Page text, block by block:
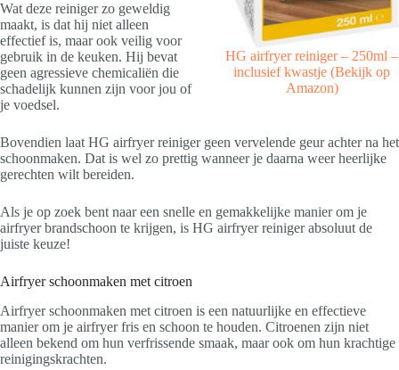
HG airfryer reiniger – 250ml –
inclusief kwastje (Bekijk op
Amazon)
Wat deze reiniger zo geweldig
maakt, is dat hij niet alleen
effectief is, maar ook veilig voor
gebruik in de keuken. Hij bevat
geen agressieve chemicaliën die
schadelijk kunnen zijn voor jou of
je voedsel.
Bovendien laat HG airfryer reiniger geen vervelende geur achter na het
schoonmaken. Dat is wel zo prettig wanneer je daarna weer heerlijke
gerechten wilt bereiden.
Als je op zoek bent naar een snelle en gemakkelijke manier om je
airfryer brandschoon te krijgen, is HG airfryer reiniger absoluut de
juiste keuze!
Airfryer schoonmaken met citroen
Airfryer schoonmaken met citroen is een natuurlijke en effectieve
manier om je airfryer fris en schoon te houden. Citroenen zijn niet
alleen bekend om hun verfrissende smaak, maar ook om hun krachtige
reinigingskrachten.